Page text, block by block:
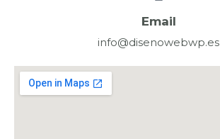
Email
info@disenowebwp.es